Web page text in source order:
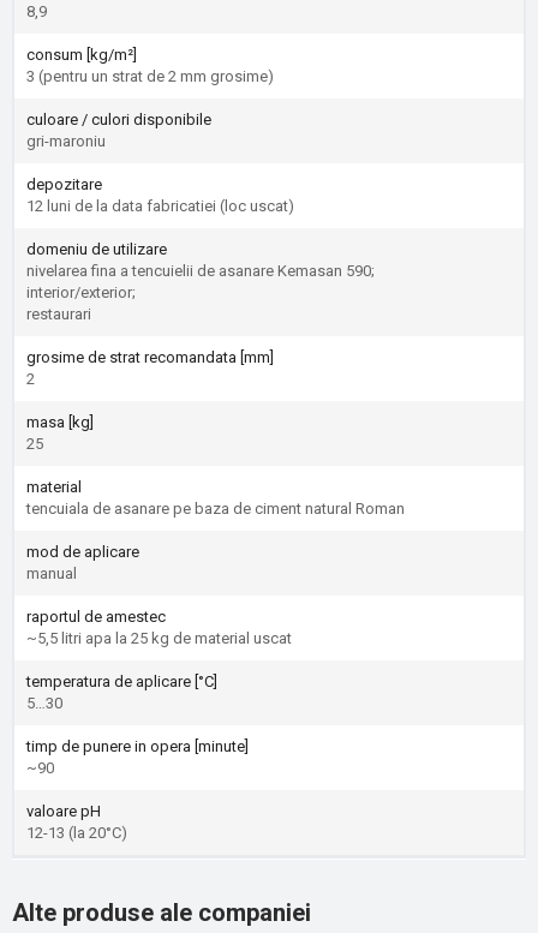
8,9
consum [kg/m²]
3 (pentru un strat de 2 mm grosime)
culoare / culori disponibile
gri-maroniu
depozitare
12 luni de la data fabricatiei (loc uscat)
domeniu de utilizare
nivelarea fina a tencuielii de asanare Kemasan 590;
interior/exterior;
restaurari
grosime de strat recomandata [mm]
2
masa [kg]
25
material
tencuiala de asanare pe baza de ciment natural Roman
mod de aplicare
manual
raportul de amestec
~5,5 litri apa la 25 kg de material uscat
temperatura de aplicare [°C]
5…30
timp de punere in opera [minute]
~90
valoare pH
12-13 (la 20°C)
Alte produse ale companiei